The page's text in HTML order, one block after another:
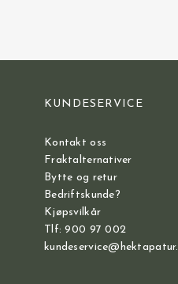
KUNDESERVICE
Kontakt oss
Fraktalternativer
Bytte og retur
Bedriftskunde?
Kjøpsvilkår
Tlf: 900 97 002